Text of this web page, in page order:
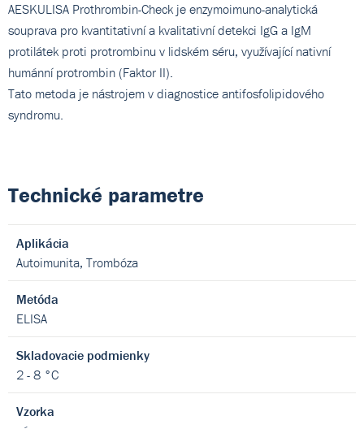
AESKULISA Prothrombin-Check je enzymoimuno-analytická
souprava pro kvantitativní a kvalitativní detekci IgG a IgM
protilátek proti protrombinu v lidském séru, využívající nativní
humánní protrombin (Faktor II).
Tato metoda je nástrojem v diagnostice antifosfolipidového
syndromu.
Technické parametre
Aplikácia
Autoimunita, Trombóza
Metóda
ELISA
Skladovacie podmienky
2 - 8 °C
Vzorka